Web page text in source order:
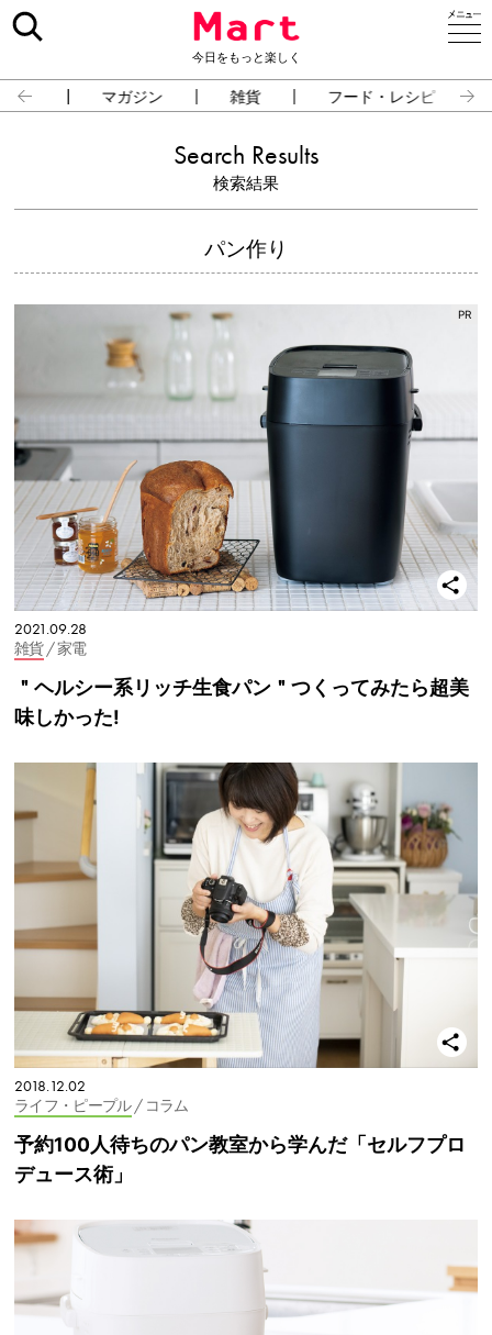
今日をもっと楽しく
占い マガジン 雑貨 フード・レシピ
Search Results
検索結果
パン作り
2021.09.28
雑貨/ 家電
＂ヘルシー系リッチ生食パン＂つくってみたら超美
味しかった!
2018.12.02
ライフ・ピープル/ コラム
予約100人待ちのパン教室から学んだ「セルフプロ
デュース術」